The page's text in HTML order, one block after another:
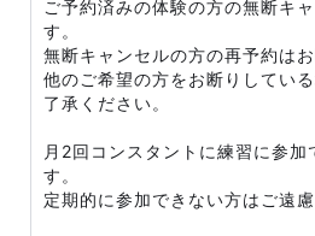
ご予約済みの体験の方の無断キ
す。
無断キャンセルの方の再予約は
他のご希望の方をお断りしてい
了承ください。
月2回コンスタントに練習に参加
す。
定期的に参加できない方はご遠慮